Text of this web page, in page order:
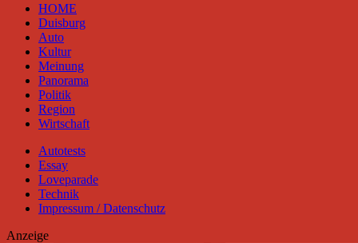
HOME
Duisburg
Auto
Kultur
Meinung
Panorama
Politik
Region
Wirtschaft
Autotests
Essay
Loveparade
Technik
Impressum / Datenschutz
Anzeige